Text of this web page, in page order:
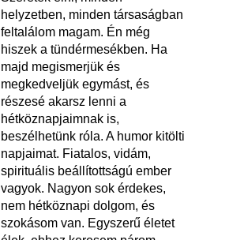
helyzetben, minden társaságban
feltalálom magam. Én még
hiszek a tündérmesékben. Ha
majd megismerjük és
megkedveljük egymást, és
részesé akarsz lenni a
hétköznapjaimnak is,
beszélhetünk róla. A humor kitölti
napjaimat. Fiatalos, vidám,
spirituális beállítottságú ember
vagyok. Nagyon sok érdekes,
nem hétköznapi dolgom, és
szokásom van. Egyszerű életet